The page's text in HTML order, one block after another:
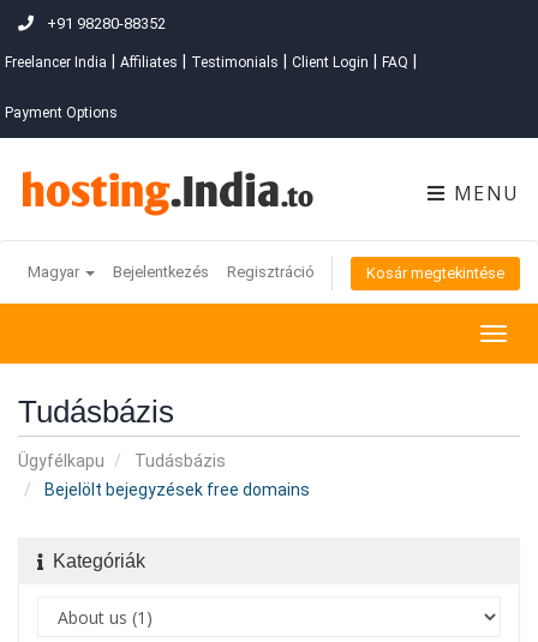
+91 98280-88352
Freelancer India Affiliates Testimonials Client Login FAQ
Payment Options
MENU
Magyar Bejelentkezés Regisztráció Kosár megtekintése
Tudásbázis
Ügyfélkapu
Tudásbázis
Bejelölt bejegyzések free domains
Kategóriák